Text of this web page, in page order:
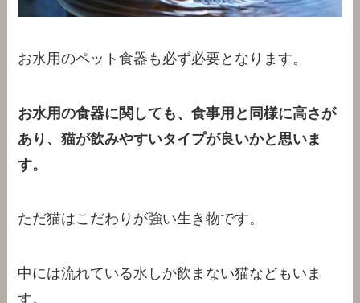
お水用のペット食器も必ず必要となります。
お水用の食器に関しても、食事用と同様に高さが
あり、猫が飲みやすいタイプが良いかと思いま
す。
ただ猫はこだわりが強い生き物です。
中には流れている水しか飲まない猫などもいま
す。